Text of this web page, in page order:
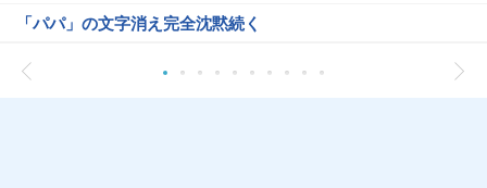
「パパ」の文字消え完全沈黙続く